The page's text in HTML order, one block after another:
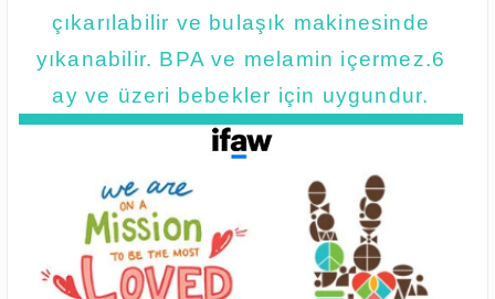
çıkarılabilir ve bulaşık makinesinde
yıkanabilir. BPA ve melamin içermez.6
ay ve üzeri bebekler için uygundur.